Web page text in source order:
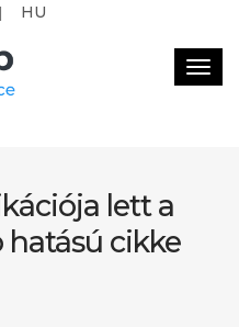
| HU
lett a
cikke